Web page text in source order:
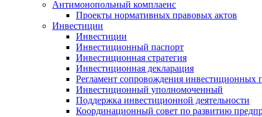
Антимонопольный комплаенс
Проекты нормативных правовых актов
Инвестиции
Инвестиции
Инвестиционный паспорт
Инвестиционная стратегия
Инвестиционная декларация
Регламент сопровождения инвестиционных
Инвестиционный уполномоченный
Поддержка инвестиционной деятельности
Координационный совет по развитию